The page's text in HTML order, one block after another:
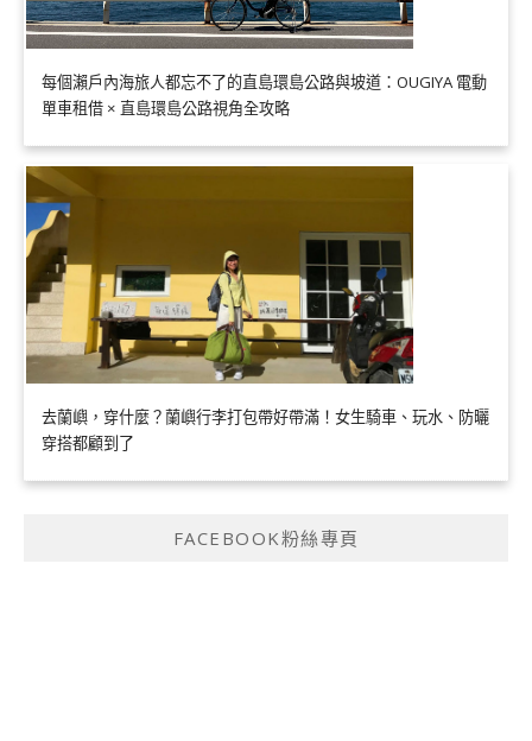
每個瀨戶內海旅人都忘不了的直島環島公路與坡道：OUGIYA 電動
單車租借 × 直島環島公路視角全攻略
去蘭嶼，穿什麼？蘭嶼行李打包帶好帶滿！女生騎車、玩水、防曬
穿搭都顧到了
FACEBOOK粉絲專頁